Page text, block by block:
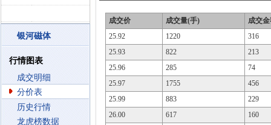
银河磁体
行情图表
成交明细
分价表
历史行情
龙虎榜数据
成交价 成交量(手)
成交
25.92
1220
316
25.93
822
213
25.96
285
74
25.97
1755
456
25.99
883
229
26.00
617
160